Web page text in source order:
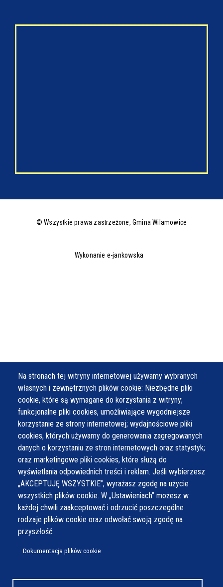
Na stronach tej witryny internetowej używamy wybranych
własnych i zewnętrznych plików cookie: Niezbędne pliki
cookie, które są wymagane do korzystania z witryny;
funkcjonalne pliki cookies, umożliwiające wygodniejsze
korzystanie ze strony internetowej; wydajnościowe pliki
cookies, których używamy do generowania zagregowanych
danych o korzystaniu ze stron internetowych oraz statystyk;
oraz marketingowe pliki cookies, które służą do
wyświetlania odpowiednich treści i reklam. Jeśli wybierzesz
„AKCEPTUJĘ WSZYSTKIE”, wyrażasz zgodę na użycie
wszystkich plików cookie. W „Ustawieniach” możesz w
każdej chwili zaakceptować i odrzucić poszczególne
rodzaje plików cookie oraz odwołać swoją zgodę na
przyszłość.
Dokumentacja plików cookie
© Wszystkie prawa zastrzeżone, Gmina Wilamowice
Wykonanie e-jankowska